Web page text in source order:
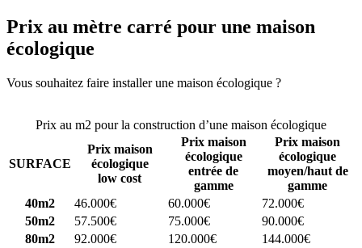
Prix au mètre carré pour une maison
écologique
Vous souhaitez faire installer une maison écologique ?
Prix au m2 pour la construction d’une maison écologique
SURFACE
Prix maison
écologique
low cost
Prix maison
écologique
entrée de
gamme
Prix maison
écologique
moyen/haut de
gamme
40m2
46.000€ 60.000€
72.000€
50m2
57.500€ 75.000€
90.000€
80m2
92.000€ 120.000€
144.000€